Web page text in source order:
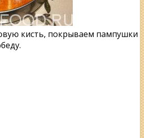
кисть, покрываем пампушки